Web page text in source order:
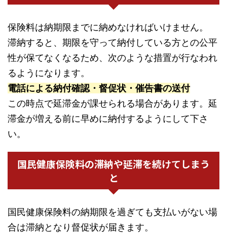
保険料は納期限までに納めなければいけません。
滞納すると、期限を守って納付している方との公平
性が保てなくなるため、次のような措置が行なわれ
るようになります。
電話による納付確認・督促状・催告書の送付
この時点で延滞金が課せられる場合があります。延
滞金が増える前に早めに納付するようにして下さ
い。
国民健康保険料の滞納や延滞を続けてしまう
と
国民健康保険料の納期限を過ぎても支払いがない場
合は滞納となり督促状が届きます。